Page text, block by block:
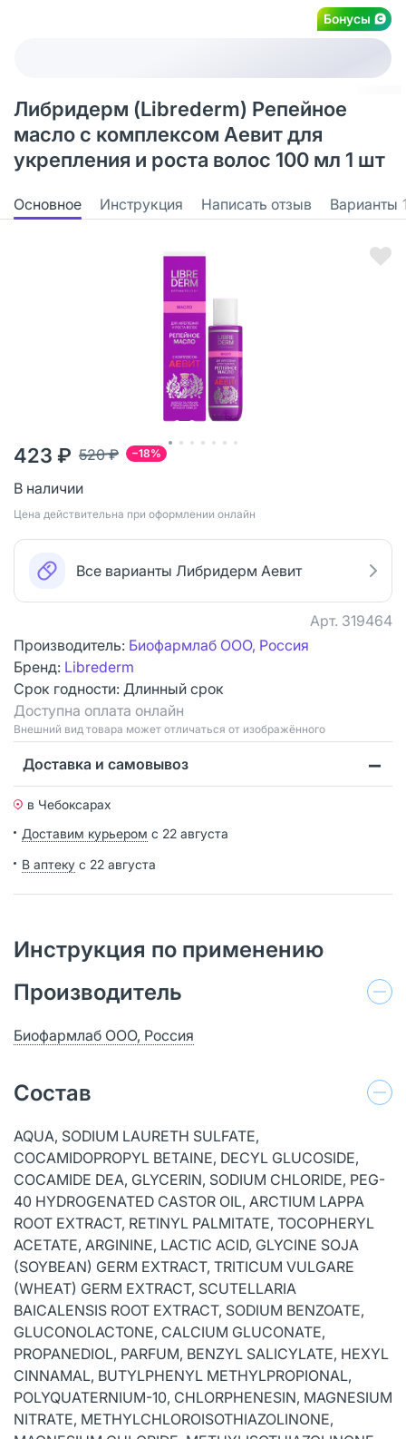
Бонусы
Либридерм (Librederm) Репейное
масло с комплексом Аевит для
укрепления и роста волос 100 мл 1 шт
Основное Инструкция Написать отзыв Варианты
−18%
520 ₽
423 ₽
В наличии
Цена действительна при оформлении онлайн
Все варианты Либридерм Аевит
Арт. 319464
Производитель: Биофармлаб ООО, Россия
Бренд: Librederm
Срок годности: Длинный срок
Доступна оплата онлайн
Bнешний вид товара может отличаться от изображённого
Доставка и самовывоз
в Чебоксарах
Доставим курьером с 22 августа
В аптеку с 22 августа
Инструкция по применению
Производитель
Биофармлаб ООО, Россия
Состав
AQUA, SODIUM LAURETH SULFATE,
COCAMIDOPROPYL BETAINE, DECYL GLUCOSIDE,
COCAMIDE DEA, GLYCERIN, SODIUM CHLORIDE, PEG-
40 HYDROGENATED CASTOR OIL, ARCTIUM LAPPA
ROOT EXTRACT, RETINYL PALMITATE, TOCOPHERYL
ACETATE, ARGININE, LACTIC ACID, GLYCINE SOJA
(SOYBEAN) GERM EXTRACT, TRITICUM VULGARE
(WHEAT) GERM EXTRACT, SCUTELLARIA
BAICALENSIS ROOT EXTRACT, SODIUM BENZOATE,
GLUCONOLACTONE, CALCIUM GLUCONATE,
PROPANEDIOL, PARFUM, BENZYL SALICYLATE, HEXYL
CINNAMAL, BUTYLPHENYL METHYLPROPIONAL,
POLYQUATERNIUM-10, CHLORPHENESIN, MAGNESIUM
NITRATE, METHYLCHLOROISOTHIAZOLINONE,